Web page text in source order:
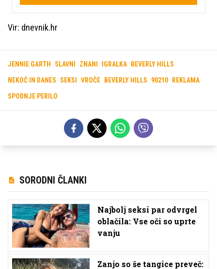
Vir: dnevnik.hr
JENNIE GARTH SLAVNI ZNANI IGRALKA BEVERLY HILLS
NEKOČ IN DANES SEKSI VROČE BEVERLY HILLS 90210 REKLAMA
SPODNJE PERILO
SORODNI ČLANKI
Najbolj seksi par odvrgel
oblačila: Vse oči so uprte
vanju
Zanjo so še tangice preveč: